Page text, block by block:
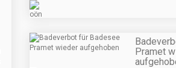
Pramet